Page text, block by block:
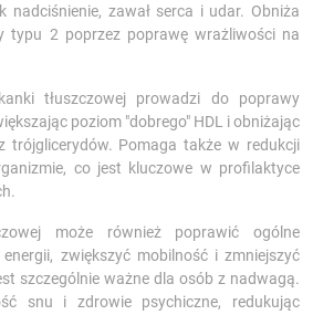
nadciśnienie, zawał serca i udar. Obniża
typu 2 poprzez poprawę wrażliwości na
tłuszczowej prowadzi do poprawy
poziom "dobrego" HDL i obniżając
trójglicerydów. Pomaga także w redukcji
co jest kluczowe w profilaktyce
może również poprawić ogólne
zwiększyć mobilność i zmniejszyć
szczególnie ważne dla osób z nadwagą.
snu i zdrowie psychiczne, redukując